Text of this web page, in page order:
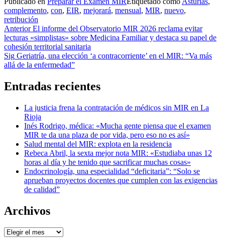
complemento, con, EIR, mejorará, mensual, MIR, nuevo,
retribución
Navegación
de
entradas
Anterior El informe del Observatorio MIR 2026 reclama evitar
lecturas «simplistas» sobre Medicina Familiar y destaca su papel de
cohesión territorial sanitaria
Sig Geriatría, una elección ‘a contracorriente’ en el MIR: “Va más
allá de la enfermedad”
Entradas recientes
La justicia frena la contratación de médicos sin MIR en La
Rioja
Inés Rodrigo, médica: «Mucha gente piensa que el examen
MIR te da una plaza de por vida, pero eso no es así»
Salud mental del MIR: explota en la residencia
Rebeca Abril, la sexta mejor nota MIR: «Estudiaba unas 12
horas al día y he tenido que sacrificar muchas cosas»
Endocrinología, una especialidad “deficitaria”: “Solo se
aprueban proyectos docentes que cumplen con las exigencias
de calidad”
Archivos
Archivos